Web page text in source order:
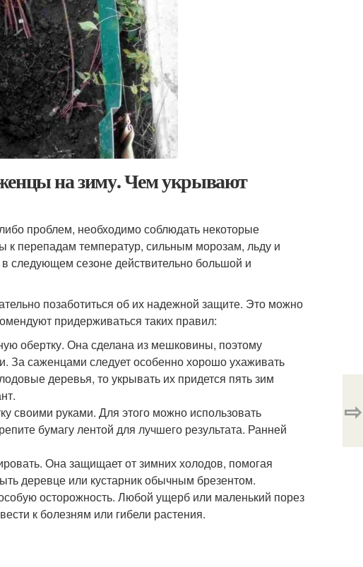
на зиму. Чем укрывают
проблем, необходимо соблюдать некоторые
к перепадам температур, сильным морозам, льду и
следующем сезоне действительно большой и
позаботиться об их надежной защите. Это можно
придерживаться таких правил:
обертку. Она сделана из мешковины, поэтому
саженцами следует особенно хорошо ухаживать
деревья, то укрывать их придется пять зим
своими руками. Для этого можно использовать
бумагу лентой для лучшего результата. Ранней
Она защищает от зимних холодов, помогая
деревце или кустарник обычным брезентом.
осторожность. Любой ущерб или маленький порез
к болезням или гибели растения.
⇨